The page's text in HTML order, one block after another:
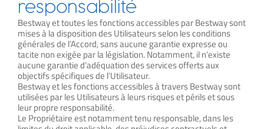
responsabilité
Bestway et toutes les fonctions accessibles par Bestway sont
mises à la disposition des Utilisateurs selon les conditions
générales de l’Accord, sans aucune garantie expresse ou
tacite non exigée par la législation. Notamment, il n’existe
aucune garantie d’adéquation des services offerts aux
objectifs spécifiques de l’Utilisateur.
Bestway et les fonctions accessibles à travers Bestway sont
utilisées par les Utilisateurs à leurs risques et périls et sous
leur propre responsabilité.
Le Propriétaire est notamment tenu responsable, dans les